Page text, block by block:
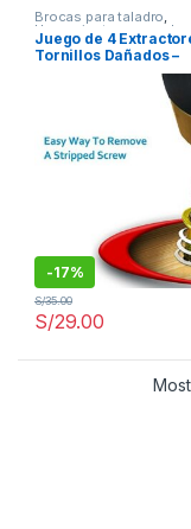
Brocas para taladro,
Herramientas manuales
Herramientas para
Herramientas para
Juego de 4
Tornillos Dañados –
Recubiertos en
-17%
S/29.00
S/35.00